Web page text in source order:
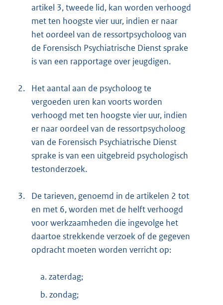
artikel 3, tweede lid, kan worden verhoogd
met ten hoogste vier uur, indien er naar
het oordeel van de ressortpsycholoog van
de Forensisch Psychiatrische Dienst sprake
is van een rapportage over jeugdigen.
2.
Het aantal aan de psycholoog te
vergoeden uren kan voorts worden
verhoogd met ten hoogste vier uur, indien
er naar oordeel van de ressortpsycholoog
van de Forensisch Psychiatrische Dienst
sprake is van een uitgebreid psychologisch
testonderzoek.
3.
De tarieven, genoemd in de artikelen 2 tot
en met 6, worden met de helft verhoogd
voor werkzaamheden die ingevolge het
daartoe strekkende verzoek of de gegeven
opdracht moeten worden verricht op:
a. zaterdag;
b. zondag;